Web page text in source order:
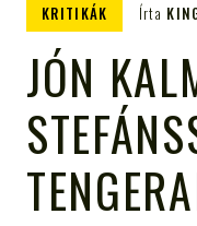
KRITIKÁK Írta
JÓN